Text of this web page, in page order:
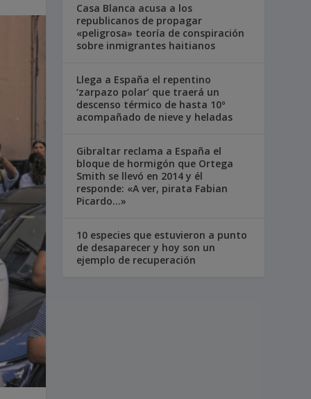
Casa Blanca acusa a los
republicanos de propagar
«peligrosa» teoría de conspiración
sobre inmigrantes haitianos
Llega a España el repentino
‘zarpazo polar’ que traerá un
descenso térmico de hasta 10º
acompañado de nieve y heladas
Gibraltar reclama a España el
bloque de hormigón que Ortega
Smith se llevó en 2014 y él
responde: «A ver, pirata Fabian
Picardo…»
10 especies que estuvieron a punto
de desaparecer y hoy son un
ejemplo de recuperación